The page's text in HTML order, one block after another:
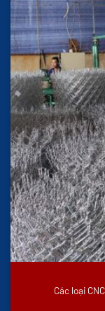
Các loại